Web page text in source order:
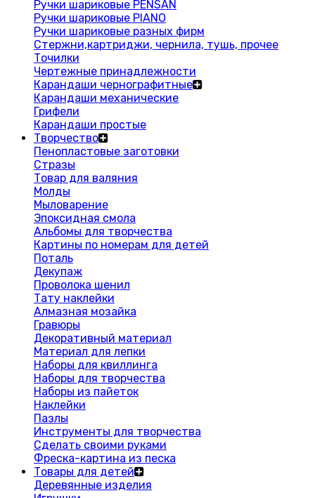
Ручки шариковые PENSAN
Ручки шариковые PIANO
Ручки шариковые разных фирм
Стержни,картриджи, чернила, тушь, прочее
Точилки
Чертежные принадлежности
Карандаши чернографитные
Карандаши механические
Грифели
Карандаши простые
Творчество
Пенопластовые заготовки
Стразы
Товар для валяния
Молды
Мыловарение
Эпоксидная смола
Альбомы для творчества
Картины по номерам для детей
Поталь
Декупаж
Проволока шенил
Тату наклейки
Алмазная мозайка
Гравюры
Декоративный материал
Материал для лепки
Наборы для квиллинга
Наборы для творчества
Наборы из пайеток
Наклейки
Пазлы
Инструменты для творчества
Сделать своими руками
Фреска-картина из песка
Товары для детей
Деревянные изделия